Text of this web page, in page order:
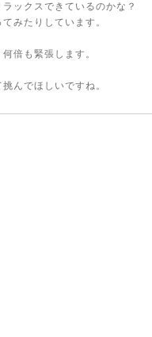
ックスできているのかな？
みたりしています。
倍も緊張します。
んでほしいですね。